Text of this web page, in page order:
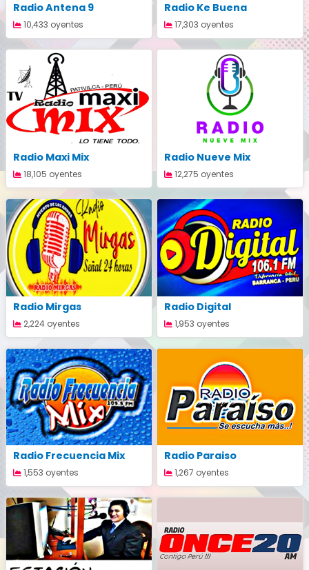
Radio Antena 9
10,433 oyentes
Radio Ke Buena
17,303 oyentes
Radio Maxi Mix
18,105 oyentes
Radio Nueve Mix
12,275 oyentes
Radio Mirgas
2,224 oyentes
Radio Digital
1,953 oyentes
Radio Frecuencia Mix
1,553 oyentes
Radio Paraiso
1,267 oyentes